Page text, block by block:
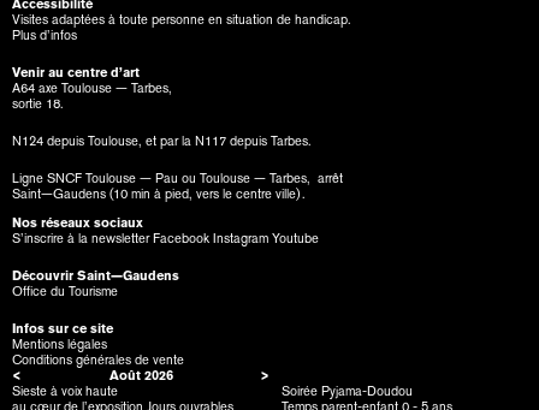
Accessibilité
Visites adaptées à toute personne en situation de handicap.
Plus d’infos
Venir au centre d’art
A64 axe Toulouse — Tarbes,
sortie 18.
N124 depuis Toulouse, et par la N117 depuis Tarbes.
Ligne SNCF Toulouse — Pau ou Toulouse — Tarbes, arrêt
Saint—Gaudens (10 min à pied, vers le centre ville).
Nos réseaux sociaux
S’inscrire à la newsletter Facebook Instagram Youtube
Découvrir Saint—Gaudens
Office du Tourisme
Infos sur ce site
Mentions légales
Conditions générales de vente
<
Août 2026
>
Sieste à voix haute
Soirée Pyjama-Doudou